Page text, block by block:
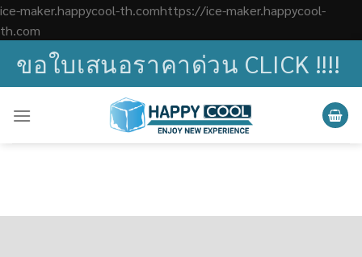
ice-maker.happycool-th.comhttps://ice-maker.happycool-
th.com
to
content
ขอใบเสนอราคาด่วน CLICK !!!!